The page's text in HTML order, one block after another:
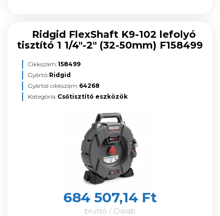
Ridgid FlexShaft K9-102 lefolyó
tisztító 1 1/4"-2" (32-50mm) F158499
Cikkszám:158499
Gyártó: Ridgid
Gyártói cikkszám: 64268
Kategória: Csőtisztító eszközök
684 507,14 Ft
bruttó / Darab